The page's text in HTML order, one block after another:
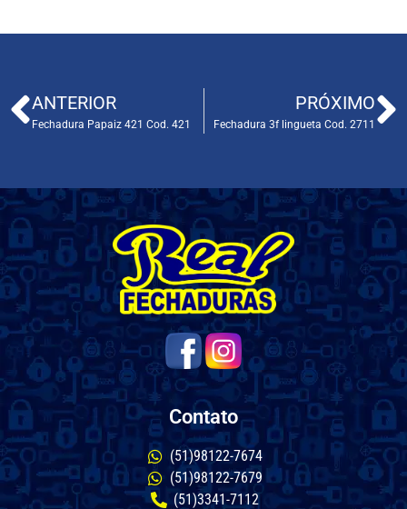
ANTERIOR
Fechadura Papaiz 421 Cod. 421
PRÓXIMO
Fechadura 3f lingueta Cod. 2711
Contato
(51)98122-7674
(51)98122-7679
(51)3341-7112